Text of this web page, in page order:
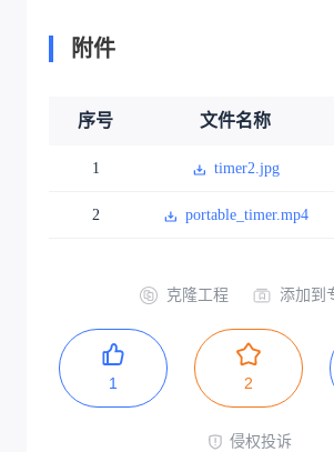
附件
序号 文件名称
1 timer2.jpg
2 portable_timer.mp4
克隆工程 添加到
1 2
侵权投诉